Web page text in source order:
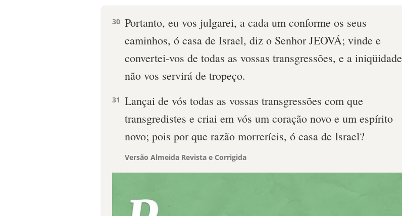
30 Portanto, eu vos julgarei, a cada um conforme os seus
caminhos, ó casa de Israel, diz o Senhor JEOVÁ; vinde e
convertei-vos de todas as vossas transgressões, e a iniqüidade
não vos servirá de tropeço.
31 Lançai de vós todas as vossas transgressões com que
transgredistes e criai em vós um coração novo e um espírito
novo; pois por que razão morreríeis, ó casa de Israel?
Versão Almeida Revista e Corrigida